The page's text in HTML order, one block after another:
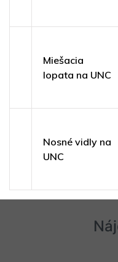
Miešacia
lopata na UNC
Nosné vidly na
UNC